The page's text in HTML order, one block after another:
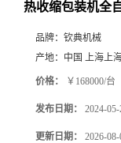
热收缩包装机全
品牌： 钦典机械
产地： 中国 上海上
价格： ￥168000/台
发布日期： 2024-05-
更新日期： 2026-08-